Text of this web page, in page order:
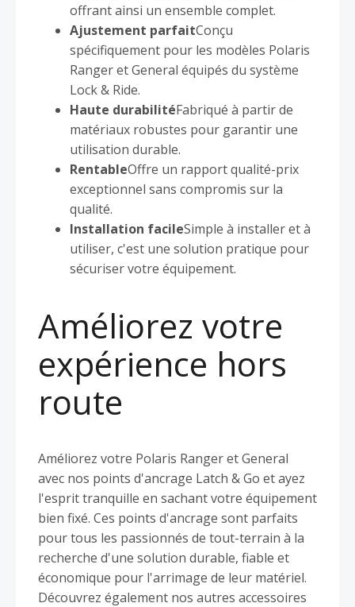
offrant ainsi un ensemble complet.
Ajustement parfaitConçu
spécifiquement pour les modèles Polaris
Ranger et General équipés du système
Lock & Ride.
Haute durabilitéFabriqué à partir de
matériaux robustes pour garantir une
utilisation durable.
RentableOffre un rapport qualité-prix
exceptionnel sans compromis sur la
qualité.
Installation facileSimple à installer et à
utiliser, c'est une solution pratique pour
sécuriser votre équipement.
Améliorez votre
expérience hors
route
Améliorez votre Polaris Ranger et General
avec nos points d'ancrage Latch & Go et ayez
l'esprit tranquille en sachant votre équipement
bien fixé. Ces points d'ancrage sont parfaits
pour tous les passionnés de tout-terrain à la
recherche d'une solution durable, fiable et
économique pour l'arrimage de leur matériel.
Découvrez également nos autres accessoires